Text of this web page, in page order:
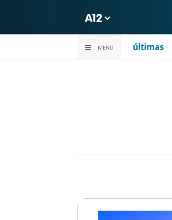
MENU últimas